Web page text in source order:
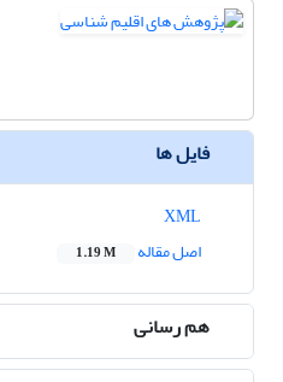
فایل ها
اصل مقاله
1.19 M
هم رسانی